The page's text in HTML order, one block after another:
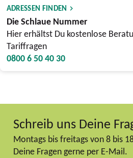
ADRESSEN FINDEN
Die Schlaue Nummer
Hier erhältst Du kostenlose
Tariffragen
0800 6 50 40 30
Schreib uns Deine
Montags bis freitags von 8 bis
Deine Fragen gerne per E-Mail.